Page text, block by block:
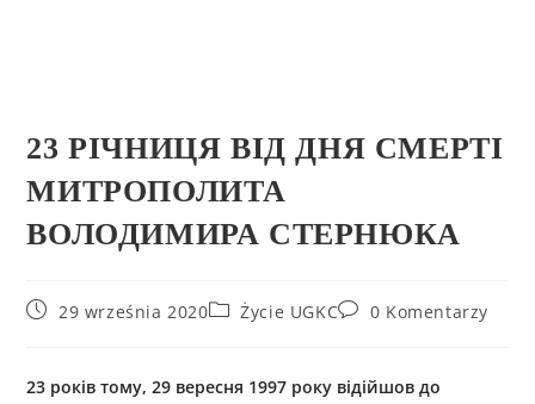
23 РІЧНИЦЯ ВІД ДНЯ СМЕРТІ
МИТРОПОЛИТА
ВОЛОДИМИРА СТЕРНЮКА
29 września 2020 Życie UGKC 0 Komentarzy
23 років тому, 29 вересня 1997 року відійшов до